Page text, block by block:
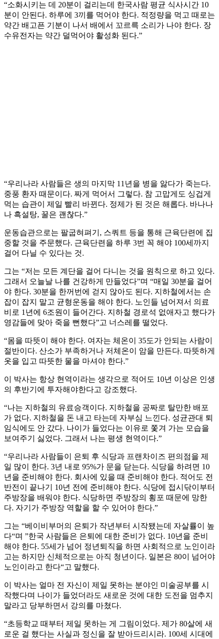
“소화시키는 데 20분이 걸리는데 한국사람 평균 식사시간 10
분이 안된다. 하루에 3끼를 먹어야 한다. 적정량을 먹고 때로는
약간 배고픈 기분이 나서 배에서 꼬르륵 소리가 나야 한다. 장
수유전자는 약간 덜먹어야 활성화 된다.”
“우리나라 사람들은 생의 마지막 11년을 병을 앓다가 죽는다.
중풍 환자 때문이다. 짜게 먹어서 그렇다. 참 고맙게도 싱겁게
먹는 습관이 제일 빨리 바뀐다. 정제가 된 것은 해롭다. 바나나
나 흑설탕, 꿀은 괜찮다.”
운동습관으로는 팔굽혀펴기, 스쿼트 등을 통해 근육단련에 집
중할 것을 주문했다. 근육단련을 하루 3번 꼭 해야 100세까지
걸어 다닐 수 있다는 것.
그는 “저는 모든 계단을 걸어 다니는 것을 원칙으로 하고 있다.
그래서 오늘날 나를 건강하게 만들었다”며 “매일 30분을 걸어
야 한다. 30분을 한꺼번에 걷지 않아도 된다. 지하철에서는 손
잡이 잡지 말고 균형운동을 해야 한다. 노인들 넘어져서 의료
비로 1년에 6조원이 들어간다. 지하철 경로석 없애자고 했다가
영감들에 맞아 죽을 뻔했다”고 너스레를 떨었다.
“몸을 따뜻이 해야 한다. 여자는 체온이 35도가 안되는 사람이
절반이다. 산소가 부족하거나 저체온이 암을 만든다. 따뜻하게
옷을 입고 따뜻한 물을 마셔야 한다.”
이 박사는 항상 현역이라는 생각으로 적어도 10년 이상은 인생
의 후반기에 투자해야한다고 강조했다.
“나는 지하철의 유료승객이다. 지하철을 공짜로 탈만한 배포
가 없다. 지하철을 돈 내고 타는데 자부심 느낀다. 성균관대 퇴
임식에도 안 갔다. 나이가 들었다는 이유로 쫓겨 가는 모습을
보여주기 싫었다. 그래서 나는 평생 현역이다.”
“우리나라 사람들이 은퇴 후 식당과 프랜차이즈 편의점을 제
일 많이 한다. 3년 내로 95%가 문을 닫는다. 식당을 하려면 10
년을 준비해야 한다. 회사에 있을 때 준비해야 한다. 적어도 전
반전이 끝나기 10년 전에 준비해야 한다. 식당에 접시닦이부터
주방장을 배워야 한다. 식당하면 주방장의 횡포 때문에 망한
다. 자기가 주방장 역할을 할 수 있어야 한다.”
그는 “베이비부머의 은퇴가 작년부터 시작됐는데 자살률이 높
다“며 ”한국 사람들은 은퇴에 대한 준비가 없다. 10년을 준비
해야 한다. 55세가 넘어 정년퇴직을 하면 사회적으로 노인이라
고는 하지만 신체적으로는 아직 청년이다. 일본은 80이 넘어야
노인이라고 한다“고 말했다.
이 박사는 얼마 전 자신이 제일 못하는 분야인 미술공부를 시
작했다며 나이가 들었더라도 새로운 것에 대한 도전을 멈추지
말라고 당부하면서 강의를 마쳤다.
“초등학교 때부터 제일 못하는 게 그림이었다. 제가 80살에 새
로운 걸 했다는 사실과 정신을 잘 받아드리시라. 100세 시대에